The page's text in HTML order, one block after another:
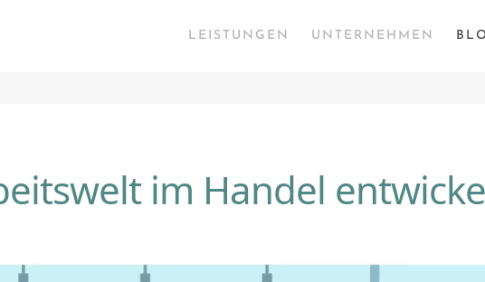
LEISTUNGEN UNTERNEHMEN
im Handel